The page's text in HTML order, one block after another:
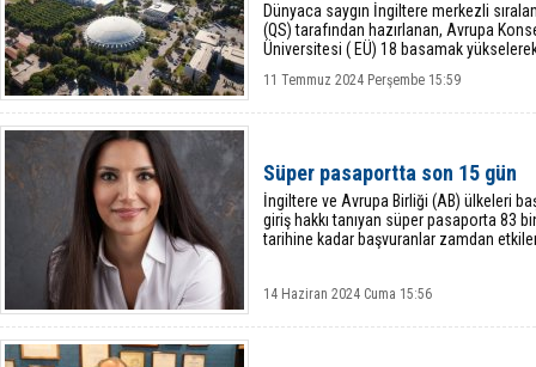
Dünyaca saygın İngiltere merkezli
(QS) tarafından hazırlanan, Avrupa
Üniversitesi ( EÜ) 18 basamak
11 Temmuz 2024 Perşembe 15:59
Süper pasaportta son 15 gün
İngiltere ve Avrupa Birliği (AB) ülkeleri
giriş hakkı tanıyan süper pasaporta 83
tarihine kadar başvuranlar zamdan
14 Haziran 2024 Cuma 15:56